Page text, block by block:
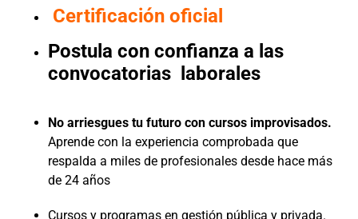
Certificación oficial
Postula con confianza a las
convocatorias laborales
No arriesgues tu futuro con cursos improvisados.
Aprende con la experiencia comprobada que
respalda a miles de profesionales desde hace más
de 24 años
Cursos y programas en gestión pública y privada.